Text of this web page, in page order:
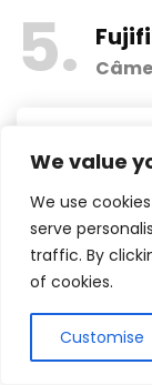
We value
We use
serve
traffic. By
of cookies.
Customise
5